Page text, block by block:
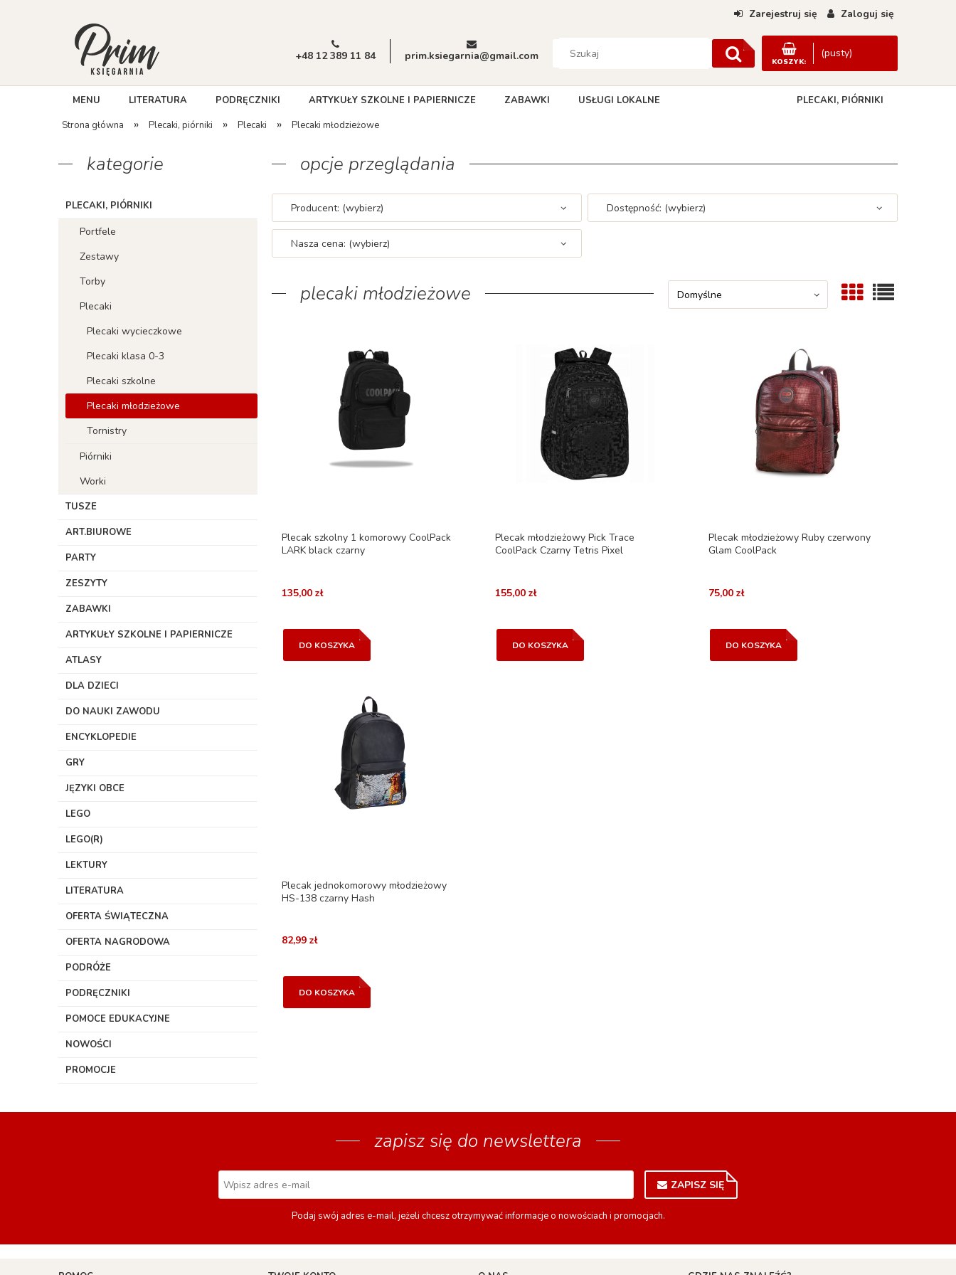
Zarejestruj się Zaloguj się
KOSZYK:
(pusty)
+48 12 389 11 84 prim.ksiegarnia@gmail.com
MENU LITERATURA PODRĘCZNIKI ARTYKUŁY SZKOLNE I PAPIERNICZE PLECAKI, PIÓRNIKI
ZABAWKI USŁUGI LOKALNE
Strona główna » Plecaki, piórniki » Plecaki » Plecaki młodzieżowe
kategorie
PLECAKI, PIÓRNIKI
Portfele
Zestawy
Torby
Plecaki
Plecaki wycieczkowe
Plecaki klasa 0-3
Plecaki szkolne
Plecaki młodzieżowe
Tornistry
Piórniki
Worki
TUSZE
ART.BIUROWE
PARTY
ZESZYTY
ZABAWKI
ARTYKUŁY SZKOLNE I PAPIERNICZE
ATLASY
DLA DZIECI
DO NAUKI ZAWODU
ENCYKLOPEDIE
GRY
JĘZYKI OBCE
LEGO
LEGO(R)
LEKTURY
LITERATURA
OFERTA ŚWIĄTECZNA
OFERTA NAGRODOWA
PODRÓŻE
PODRĘCZNIKI
POMOCE EDUKACYJNE
NOWOŚCI
PROMOCJE
opcje przeglądania
Producent: (wybierz) Dostępność: (wybierz)
Nasza cena: (wybierz)
plecaki młodzieżowe
Plecak szkolny 1 komorowy CoolPack
LARK black czarny
135,00 zł
DO KOSZYKA
Plecak młodzieżowy Pick Trace
CoolPack Czarny Tetris Pixel
155,00 zł
DO KOSZYKA
Plecak młodzieżowy Ruby czerwony
Glam CoolPack
75,00 zł
DO KOSZYKA
Plecak jednokomorowy młodzieżowy
HS-138 czarny Hash
82,99 zł
DO KOSZYKA
zapisz się do newslettera
Podaj swój adres e-mail, jeżeli chcesz otrzymywać informacje o nowościach i promocjach.
ZAPISZ SIĘ